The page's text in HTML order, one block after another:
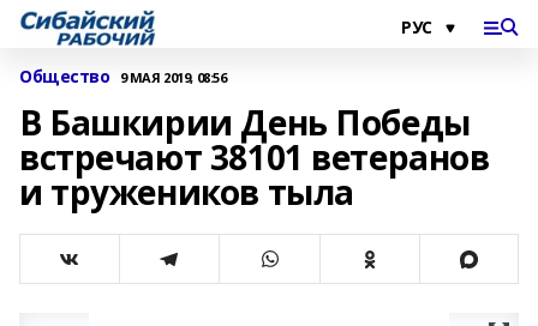
Общество 9 МАЯ 2019, 08:56
В Башкирии День Победы
встречают 38101 ветеранов
и тружеников тыла